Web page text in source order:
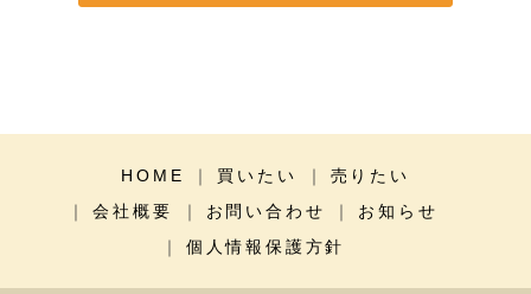
HOME 買いたい
売りたい
会社概要
お問い合わせ
お知らせ
個人情報保護方針